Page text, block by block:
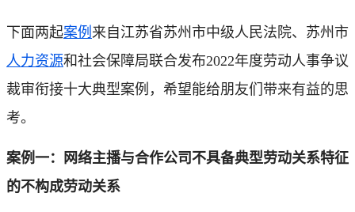
下面两起案例 来自江苏省苏州市中级人民法院、苏州市
人力资源和社会保障局联合发布2022年度劳动人事争议
裁审衔接十大典型案例，希望能给朋友们带来有益的思
考。
案例一：网络主播与合作公司不具备典型劳动关系特征
的不构成劳动关系